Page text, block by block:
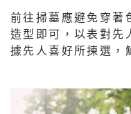
前往掃墓應避免穿著
造型即可，以表對先
據先人喜好所揀選，